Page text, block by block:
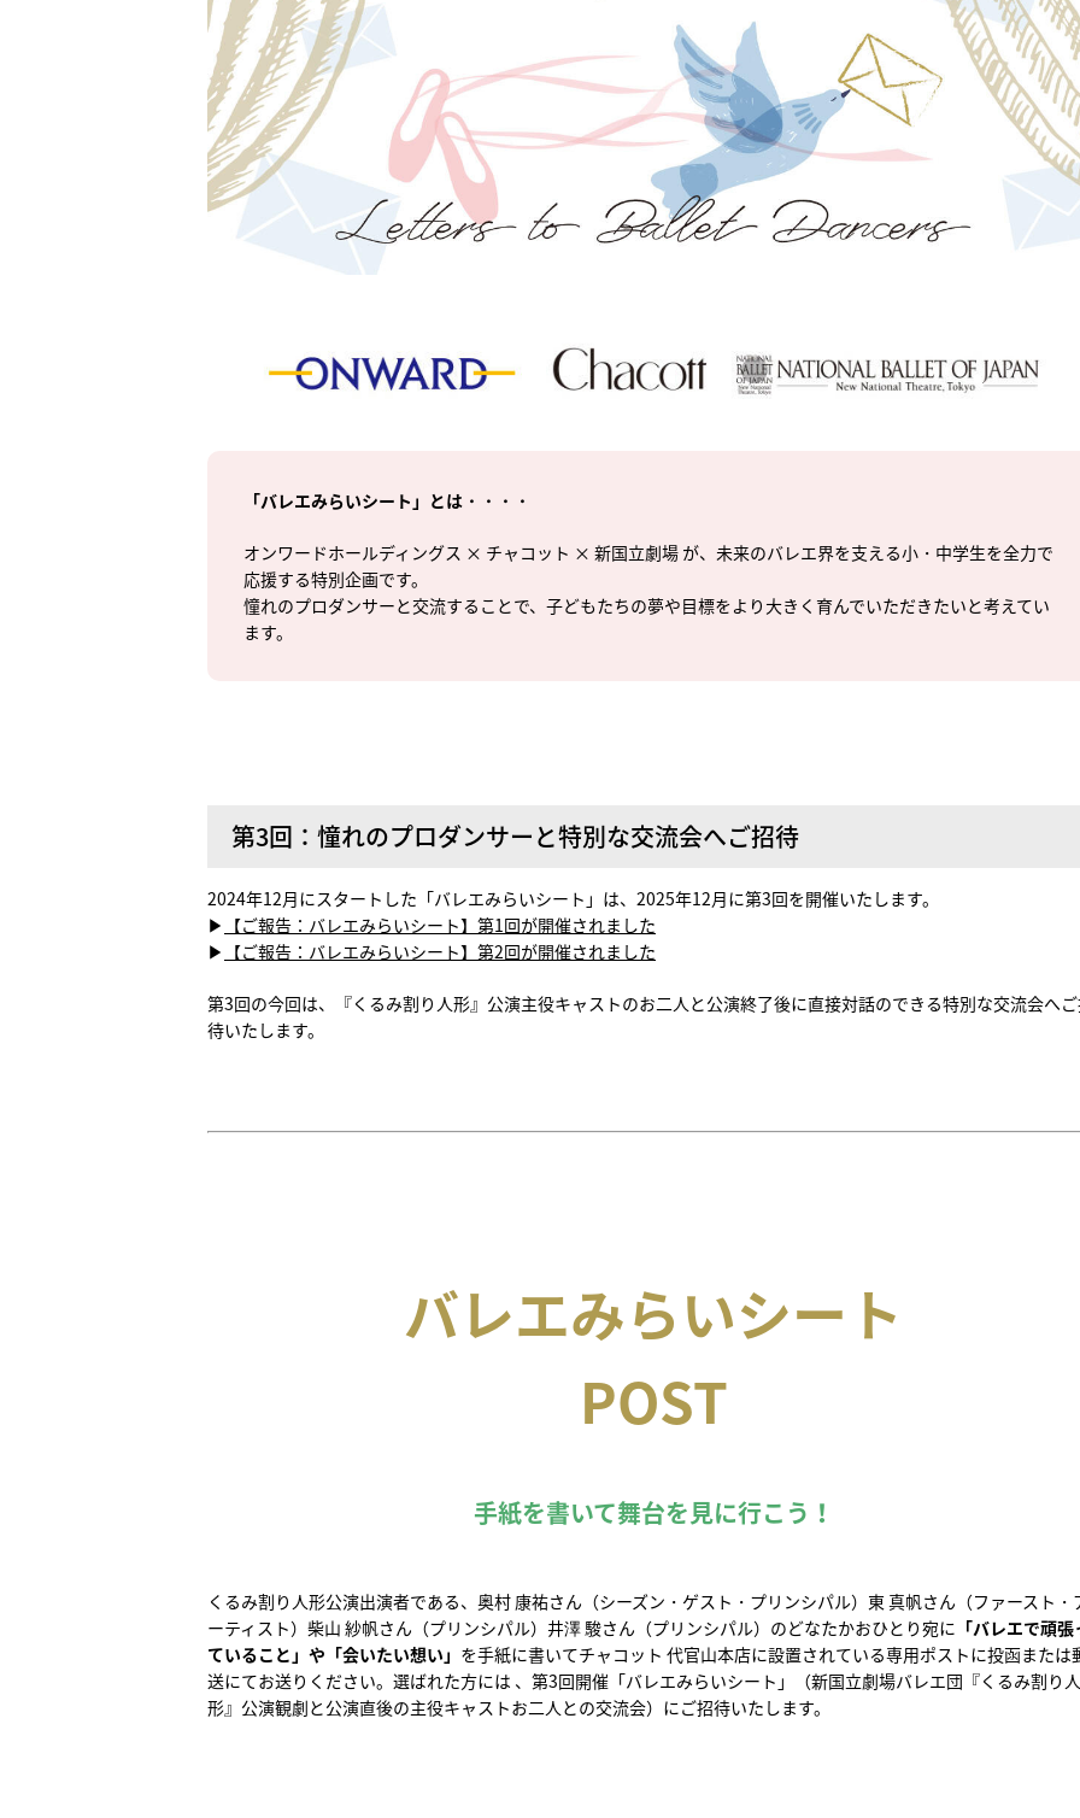
「バレエみらいシート」とは・・・・
オンワードホールディングス × チャコット × 新国立劇場 が、未来のバレエ界を支える小・中学生を全力で
応援する特別企画です。
憧れのプロダンサーと交流することで、子どもたちの夢や目標をより大きく育んでいただきたいと考えてい
ます。
第3回：憧れのプロダンサーと特別な交流会へご招待
2024年12月にスタートした「バレエみらいシート」は、2025年12月に第3回を開催いたします。
▶ 【ご報告：バレエみらいシート】第1回が開催されました
▶ 【ご報告：バレエみらいシート】第2回が開催されました
第3回の今回は、『くるみ割り人形』公演主役キャストのお二人と公演終了後に直接対話のできる特別な交流会へ
待いたします。
バレエみらいシート
POST
手紙を書いて舞台を見に行こう！
くるみ割り人形公演出演者である、奥村 康祐さん（シーズン・ゲスト・プリンシパル）東 真帆さん（ファースト・
ーティスト）柴山 紗帆さん（プリンシパル）井澤 駿さん（プリンシパル）のどなたかおひとり宛に 「バレエで頑張
ていること」や「会いたい想い」 を手紙に書いてチャコット 代官山本店に設置されている専用ポストに投函または
送にてお送りください。選ばれた方には 、第3回開催「バレエみらいシート」（新国立劇場バレエ団『くるみ割り人
形』公演観劇と公演直後の主役キャストお二人との交流会）にご招待いたします。